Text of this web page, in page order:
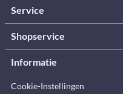
Service
Shopservice
Informatie
Cookie-Instellingen